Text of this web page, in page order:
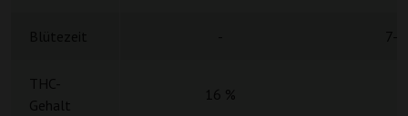
THC-
Gehalt
16 %